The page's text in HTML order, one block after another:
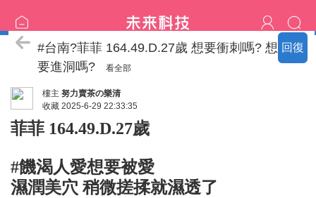
回復
♡樂清家技術服務區♡
#台南?菲菲 164.49.D.27歲 想要衝刺嗎? 想
要進洞嗎?
看全部
樓主 努力賣茶の樂清
收藏 2025-6-29 22:33:35
菲菲 164.49.D.27歲
#饑渴人愛想要被愛
濕潤美穴 稍微搓揉就濕透了